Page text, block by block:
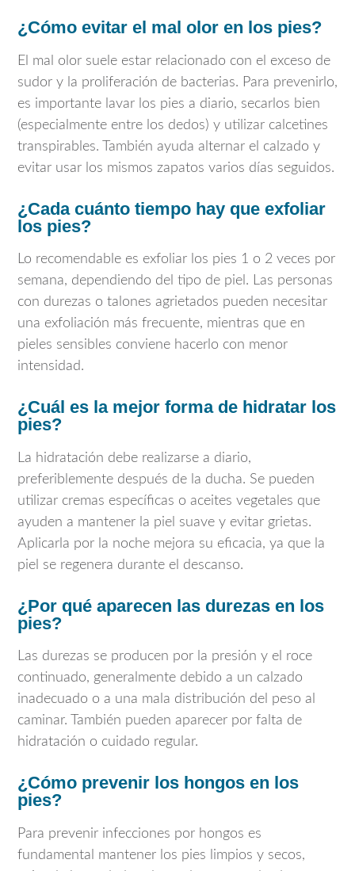
¿Cómo evitar el mal olor en los pies?
El mal olor suele estar relacionado con el exceso de
sudor y la proliferación de bacterias. Para prevenirlo,
es importante lavar los pies a diario, secarlos bien
(especialmente entre los dedos) y utilizar calcetines
transpirables. También ayuda alternar el calzado y
evitar usar los mismos zapatos varios días seguidos.
¿Cada cuánto tiempo hay que exfoliar
los pies?
Lo recomendable es exfoliar los pies 1 o 2 veces por
semana, dependiendo del tipo de piel. Las personas
con durezas o talones agrietados pueden necesitar
una exfoliación más frecuente, mientras que en
pieles sensibles conviene hacerlo con menor
intensidad.
¿Cuál es la mejor forma de hidratar los
pies?
La hidratación debe realizarse a diario,
preferiblemente después de la ducha. Se pueden
utilizar cremas específicas o aceites vegetales que
ayuden a mantener la piel suave y evitar grietas.
Aplicarla por la noche mejora su eficacia, ya que la
piel se regenera durante el descanso.
¿Por qué aparecen las durezas en los
pies?
Las durezas se producen por la presión y el roce
continuado, generalmente debido a un calzado
inadecuado o a una mala distribución del peso al
caminar. También pueden aparecer por falta de
hidratación o cuidado regular.
¿Cómo prevenir los hongos en los
pies?
Para prevenir infecciones por hongos es
fundamental mantener los pies limpios y secos,